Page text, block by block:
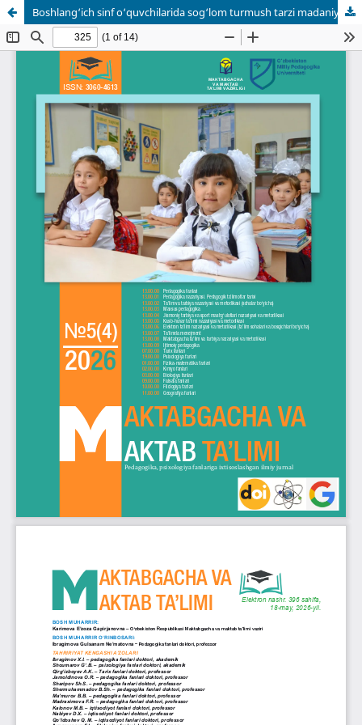
Boshlang‘ich sinf o‘quvchilarida sog‘lom turmush tarzi madaniyatini shakllantirishda zamonaviy pedagogik va axborot texnologiyalarining uyg‘unligi